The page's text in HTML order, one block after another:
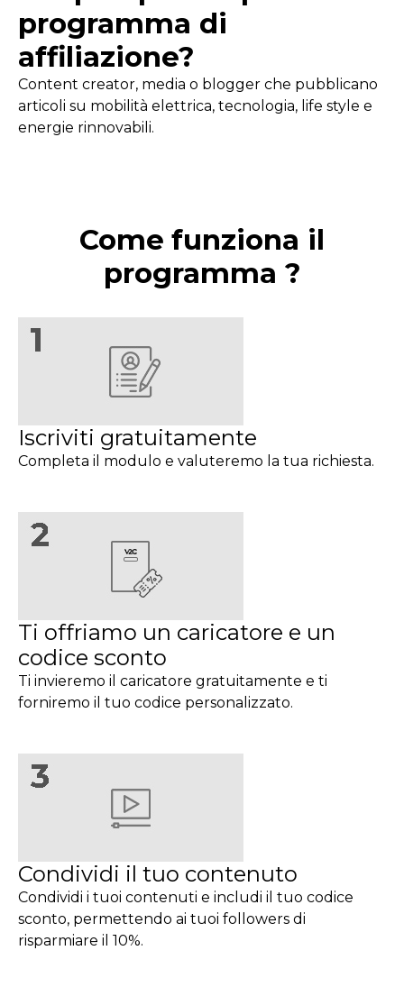
programma di
affiliazione?
Content creator, media o blogger che pubblicano
articoli su mobilità elettrica, tecnologia, life style e
energie rinnovabili.
Come funziona il
programma ?
Iscriviti gratuitamente
Completa il modulo e valuteremo la tua richiesta.
Ti offriamo un caricatore e un
codice sconto
Ti invieremo il caricatore gratuitamente e ti
forniremo il tuo codice personalizzato.
Condividi il tuo contenuto
Condividi i tuoi contenuti e includi il tuo codice
sconto, permettendo ai tuoi followers di
risparmiare il 10%.